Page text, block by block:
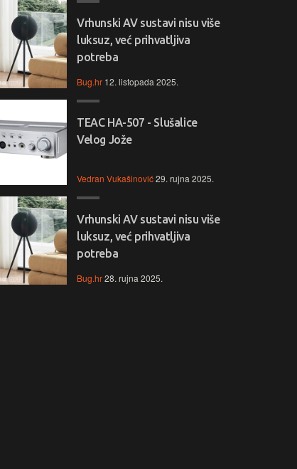
Vrhunski AV sustavi nisu više
luksuz, već prihvatljiva
potreba
Bug.hr 12. listopada 2025.
TEAC HA-507 - Slušalice
Velog Jože
Vedran Vukašinović29. rujna 2025.
Vrhunski AV sustavi nisu više
luksuz, već prihvatljiva
potreba
Bug.hr28. rujna 2025.